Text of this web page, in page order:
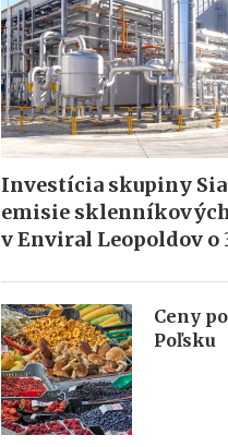
Investícia skupiny
emisie
v Enviral Leopoldov o
Ceny
Poľsku